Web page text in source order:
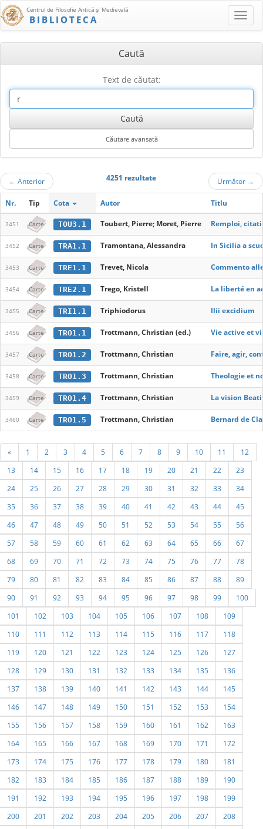
Centrul de Filosofie Antică şi Medievală
BIBLIOTECA
Caută
Text de căutat:
← Anterior 4251 rezultate Următor →
Nr. Tip Cota Autor Titlu
3451 Carte TOU3.1 Toubert, Pierre; Moret, Pierre Remploi,
3452 Carte TRA1.1 Tramontana, Alessandra In Sicilia a
3453 Carte TRE1.1 Trevet, Nicola Commento
3454 Carte TRE2.1 Trego, Kristell La liberté en
3455 Carte TRI1.1 Triphiodorus Ilii excidium
3456 Carte TRO1.1 Trottmann, Christian (ed.) Vie active et
3457 Carte TRO1.2 Trottmann, Christian Faire, agir,
3458 Carte TRO1.3 Trottmann, Christian Theologie et
3459 Carte TRO1.4 Trottmann, Christian La vision
3460 Carte TRO1.5 Trottmann, Christian Bernard de
« 1 2 3 4 5 6 7 8 9 10 11
12
13
14 15 16 17 18 19 20 21 22
23
24
25 26 27 28 29 30 31 32 33
34
35
36 37 38 39 40 41 42 43 44
45
46
47 48 49 50 51 52 53 54 55
56
57
58 59 60 61 62 63 64 65 66
67
68
69 70 71 72 73 74 75 76 77
78
79
80 81 82 83 84 85 86 87 88
89
90
91 92 93 94 95 96 97 98 99
100
101
102 103 104 105 106 107 108
109
110
111 112 113 114 115 116 117
118
119
120 121 122 123 124 125 126
127
128
129 130 131 132 133 134 135
136
137
138 139 140 141 142 143 144
145
146
147 148 149 150 151 152 153
154
155
156 157 158 159 160 161 162
163
164
165 166 167 168 169 170 171
172
173
174 175 176 177 178 179 180
181
182
183 184 185 186 187 188 189
190
191
192 193 194 195 196 197 198
199
200
201 202 203 204 205 206 207
208